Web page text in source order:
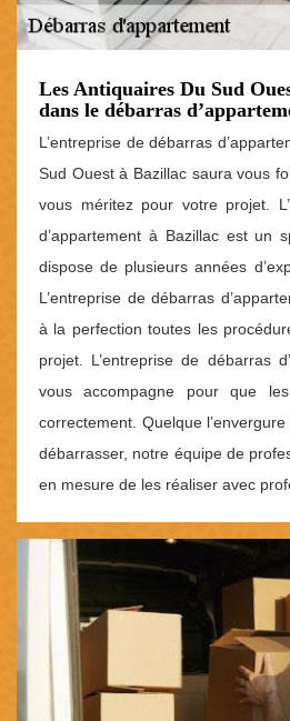
Les Antiquaires Du Sud
dans le débarras
L’entreprise de débarras
Sud Ouest à Bazillac saura vous
vous méritez pour votre projet.
d’appartement à Bazillac est un
dispose de plusieurs années
L’entreprise de débarras
à la perfection toutes les
projet. L’entreprise de débarras
vous accompagne pour que
correctement. Quelque
débarrasser, notre équipe de
en mesure de les réaliser avec